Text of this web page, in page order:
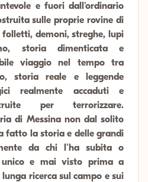
e fuori dall'ordinario
sulle proprie rovine di
demoni, streghe, lupi
storia dimenticata e
viaggio nel tempo tra
storia reale e leggende
realmente accaduti e
per terrorizzare.
di Messina non dal solito
fatto la storia e delle grandi
da chi l'ha subita o
e mai visto prima a
ricerca sul campo e sui